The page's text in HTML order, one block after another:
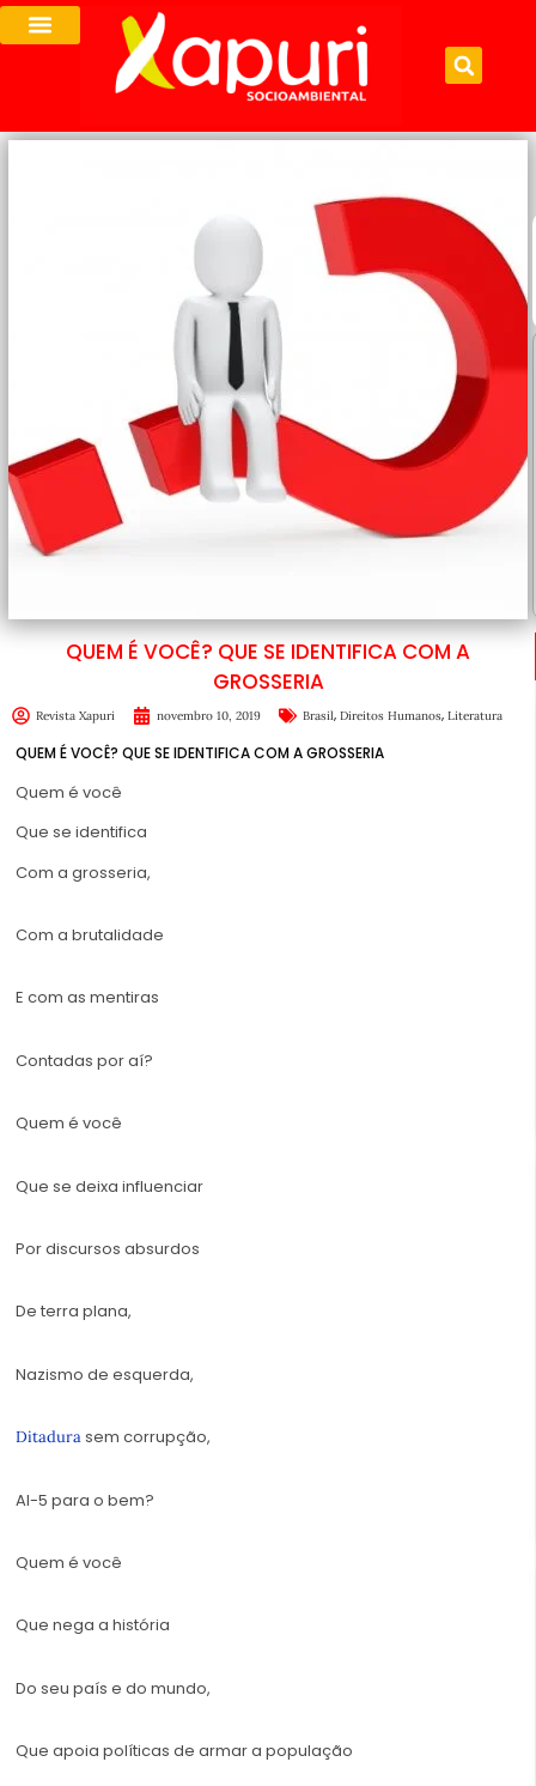
QUEM É VOCÊ? QUE SE IDENTIFICA COM A
GROSSERIA
Revista Xapuri novembro 10, 2019 Brasil, Direitos Humanos, Literatura
QUEM É VOCÊ? QUE SE IDENTIFICA COM A GROSSERIA
Quem é você
Que se identifica
Com a grosseria,
Com a brutalidade
E com as mentiras
Contadas por aí?
Quem é você
Que se deixa influenciar
Por discursos absurdos
De terra plana,
Nazismo de esquerda,
Ditadurasem corrupção,
AI-5 para o bem?
Quem é você
Que nega a história
Do seu país e do mundo,
Que apoia políticas de armar a população